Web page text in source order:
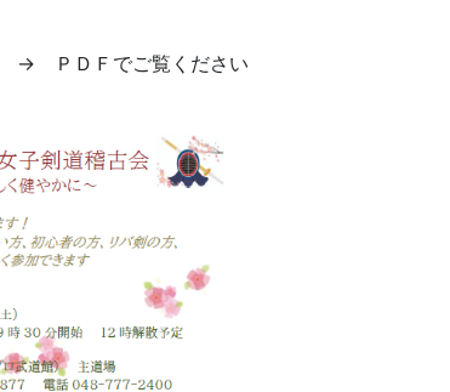
→ ＰＤＦでご覧ください